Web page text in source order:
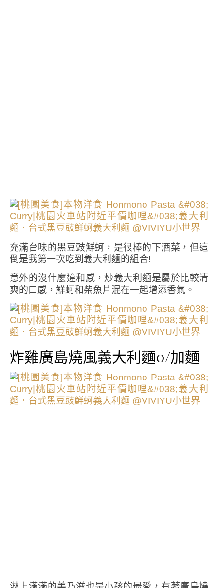
充滿台味的黑豆豉鮮蚵，是很棒的下酒菜，但這
倒是我第一次吃到義大利麵的組合!
意外的沒什麼違和感，炒義大利麵是屬於比較清
爽的口感，鮮蚵和柴魚片混在一起增添香氣。
炸雞廣島燒風義大利麵0/加麵